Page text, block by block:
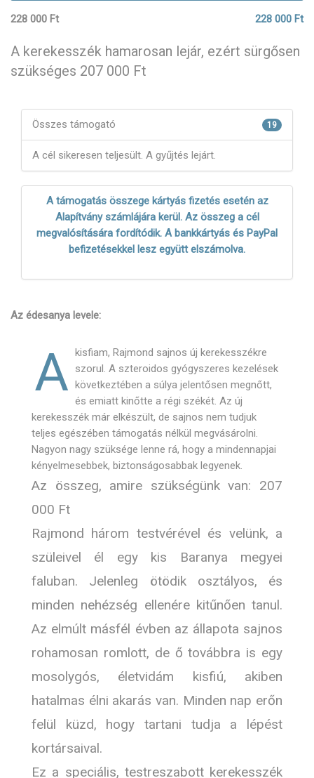
228 000 Ft 228 000 Ft
A kerekesszék hamarosan lejár, ezért sürgősen
szükséges 207 000 Ft
Összes támogató 19
A cél sikeresen teljesült. A gyűjtés lejárt.
A támogatás összege kártyás fizetés esetén az
Alapítvány számlájára kerül. Az összeg a cél
megvalósítására fordítódik. A bankkártyás és PayPal
befizetésekkel lesz együtt elszámolva.
Az édesanya levele:
A
kisfiam, Rajmond sajnos új kerekesszékre
szorul. A szteroidos gyógyszeres kezelések
következtében a súlya jelentősen megnőtt,
és emiatt kinőtte a régi székét. Az új
kerekesszék már elkészült, de sajnos nem tudjuk
teljes egészében támogatás nélkül megvásárolni.
Nagyon nagy szüksége lenne rá, hogy a mindennapjai
kényelmesebbek, biztonságosabbak legyenek.
Az összeg, amire szükségünk van: 207
000 Ft
Rajmond három testvérével és velünk, a
szüleivel él egy kis Baranya megyei
faluban. Jelenleg ötödik osztályos, és
minden nehézség ellenére kitűnően tanul.
Az elmúlt másfél évben az állapota sajnos
rohamosan romlott, de ő továbbra is egy
mosolygós, életvidám kisfiú, akiben
hatalmas élni akarás van. Minden nap erőn
felül küzd, hogy tartani tudja a lépést
kortársaival.
Ez a speciális, testreszabott kerekesszék